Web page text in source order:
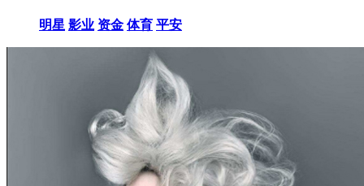
明星 影业 资金 体育 平安